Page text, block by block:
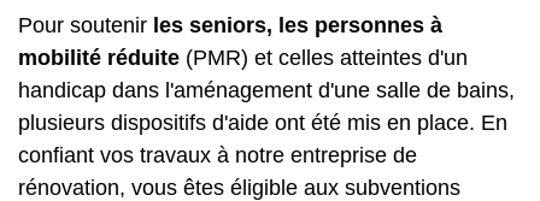
Pour soutenir les seniors, les personnes à
mobilité réduite (PMR) et celles atteintes d'un
handicap dans l'aménagement d'une salle de bains,
plusieurs dispositifs d'aide ont été mis en place. En
confiant vos travaux à notre entreprise de
rénovation, vous êtes éligible aux subventions